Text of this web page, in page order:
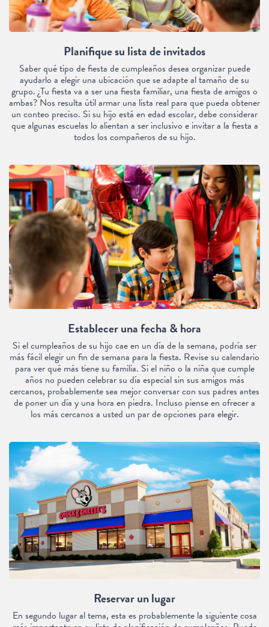
Planifique su lista de invitados
Saber qué tipo de fiesta de cumpleaños desea organizar puede
ayudarlo a elegir una ubicación que se adapte al tamaño de su
grupo. ¿Tu fiesta va a ser una fiesta familiar, una fiesta de amigos o
ambas? Nos resulta útil armar una lista real para que pueda obtener
un conteo preciso. Si su hijo está en edad escolar, debe considerar
que algunas escuelas lo alientan a ser inclusivo e invitar a la fiesta a
todos los compañeros de su hijo.
Establecer una fecha & hora
Si el cumpleaños de su hijo cae en un día de la semana, podría ser
más fácil elegir un fin de semana para la fiesta. Revise su calendario
para ver qué más tiene su familia. Si el niño o la niña que cumple
años no pueden celebrar su día especial sin sus amigos más
cercanos, probablemente sea mejor conversar con sus padres antes
de poner un día y una hora en piedra. Incluso piense en ofrecer a
los más cercanos a usted un par de opciones para elegir.
Reservar un lugar
En segundo lugar al tema, esta es probablemente la siguiente cosa